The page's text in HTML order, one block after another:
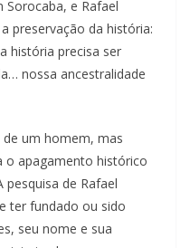
e Rafael
preservação da história:
história precisa ser
nossa ancestralidade
um homem, mas
o apagamento histórico
de Rafael
ter fundado ou sido
seu nome e sua